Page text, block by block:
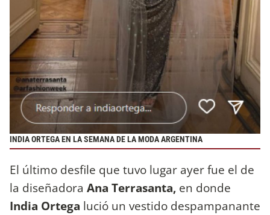
INDIA ORTEGA EN LA SEMANA DE LA MODA ARGENTINA
El último desfile que tuvo lugar ayer fue el de
la diseñadora Ana Terrasanta, en donde
India Ortega lució un vestido despampanante